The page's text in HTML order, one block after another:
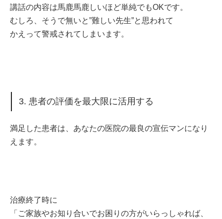
講話の内容は馬鹿馬鹿しいほど単純でもOKです。
むしろ、そうで無いと”難しい先生”と思われて
かえって警戒されてしまいます。
3. 患者の評価を最大限に活用する
満足した患者は、あなたの医院の最良の宣伝マンになり
えます。
治療終了時に
「ご家族やお知り合いでお困りの方がいらっしゃれば、